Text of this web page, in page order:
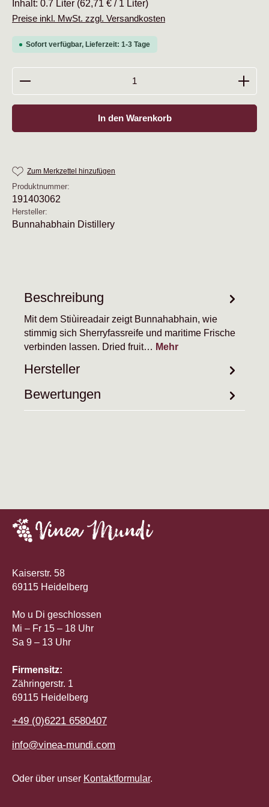
Inhalt: 0.7 Liter (62,71 € / 1 Liter)
Preise inkl. MwSt. zzgl. Versandkosten
Sofort verfügbar, Lieferzeit: 1-3 Tage
Produkt Anzahl: Gib den gewünschten Wert ein
In den Warenkorb
Zum Merkzettel hinzufügen
Produktnummer:
191403062
Hersteller:
Bunnahabhain Distillery
Beschreibung
Mit dem Stiùireadair zeigt Bunnahabhain, wie
stimmig sich Sherryfassreife und maritime Frische
verbinden lassen. Dried fruit… Mehr
Hersteller
Bewertungen
Kaiserstr. 58
69115 Heidelberg
Mo u Di geschlossen
Mi – Fr 15 – 18 Uhr
Sa 9 – 13 Uhr
Firmensitz:
Zähringerstr. 1
69115 Heidelberg
+49 (0)6221 6580407
info@vinea-mundi.com
Oder über unser Kontaktformular.